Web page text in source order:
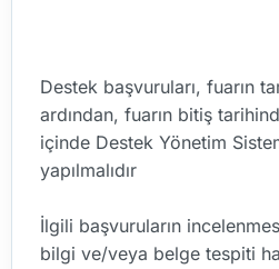
Destek başvuruları, fuarın
ardından, fuarın bitiş
içinde Destek Yönetim
yapılmalıdır
İlgili başvuruların
bilgi ve/veya belge tespiti